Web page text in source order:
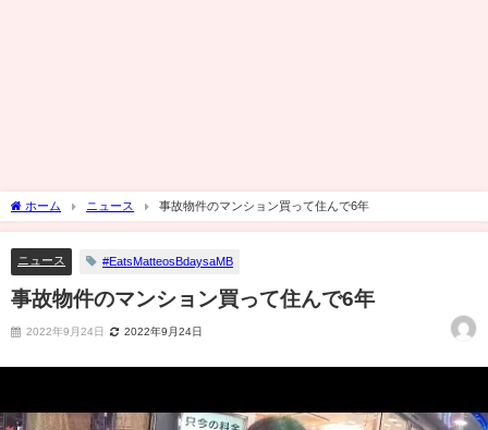
ホーム ニュース 事故物件のマンション買って住んで6年
ニュース #EatsMatteosBdaysaMB
事故物件のマンション買って住んで6年
2022年9月24日 2022年9月24日